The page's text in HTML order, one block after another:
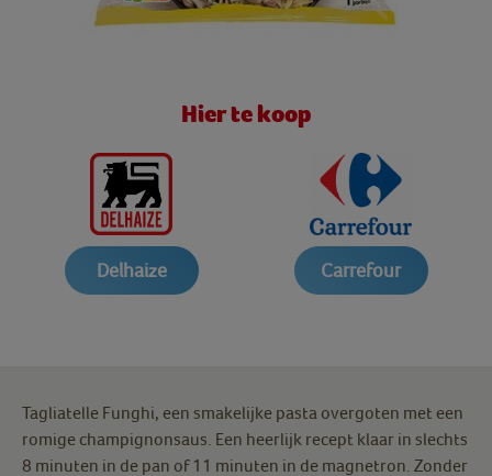
Hier te koop
Delhaize Carrefour
Tagliatelle Funghi, een smakelijke pasta overgoten met een
romige champignonsaus. Een heerlijk recept klaar in slechts
8 minuten in de pan of 11 minuten in de magnetron. Zonder